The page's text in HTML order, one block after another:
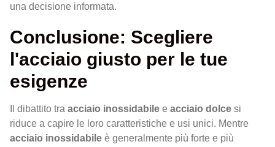
una decisione informata.
Conclusione: Scegliere
l'acciaio giusto per le tue
esigenze
Il dibattito tra acciaio inossidabile e acciaio dolce si
riduce a capire le loro caratteristiche e usi unici. Mentre
acciaio inossidabile è generalmente più forte e più